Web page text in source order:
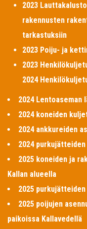
2023
rakennusten
tarkastuksiin
2023 Poiju- ja
2023
2024
2024 Lentoaseman
2024 koneiden
2024 ankkureiden
2024
2025 koneiden ja
Kallan alueella
2025
2025 poijujen
paikoissa Kallavedellä